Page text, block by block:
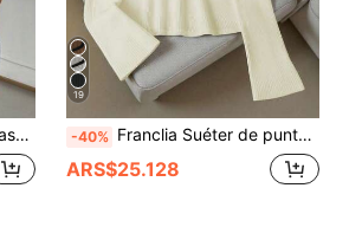
invierno
19
-40% Franclia Suéter de punto elegante francés de cuello cuadrado, ajustado y elástico de manga larga, con ribete de contraste, adecuado para la temporada de vuelta al colegio, en color albaricoque, beige y negro. Blusa de punto con cuello de muñeca linda para uso diario, con volante en el bajo, para otoño/invierno
ARS$25.128